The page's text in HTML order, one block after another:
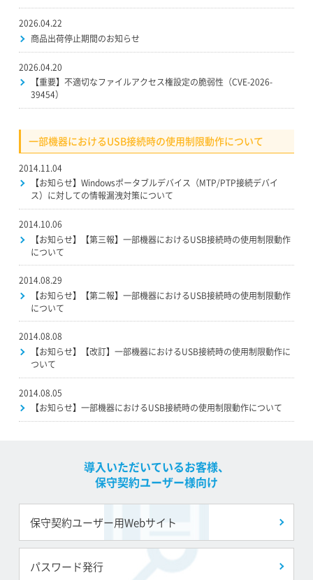
2026.04.22
商品出荷停止期間のお知らせ
2026.04.20
【重要】不適切なファイルアクセス権設定の脆弱性（CVE-2026-
39454）
一部機器におけるUSB接続時の使用制限動作について
2014.11.04
【お知らせ】Windowsポータブルデバイス（MTP/PTP接続デバイ
ス）に対しての情報漏洩対策について
2014.10.06
【お知らせ】【第三報】一部機器におけるUSB接続時の使用制限動作
について
2014.08.29
【お知らせ】【第二報】一部機器におけるUSB接続時の使用制限動作
について
2014.08.08
【お知らせ】【改訂】一部機器におけるUSB接続時の使用制限動作に
ついて
2014.08.05
【お知らせ】一部機器におけるUSB接続時の使用制限動作について
導入いただいているお客様、
保守契約ユーザー様向け
保守契約ユーザー用Webサイト
パスワード発行